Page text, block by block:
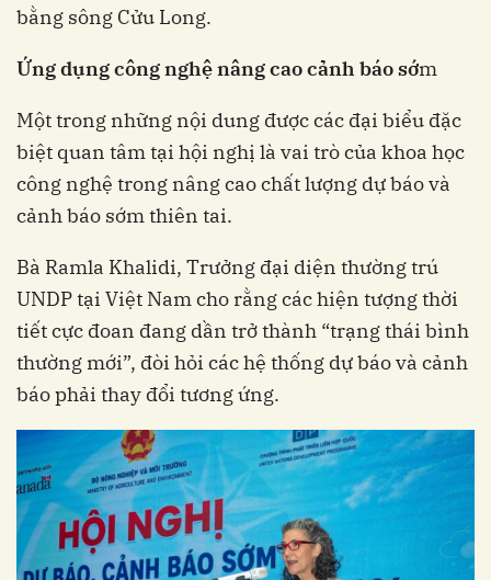
bằng sông Cửu Long.
Ứng dụng công nghệ nâng cao cảnh báo sớm
Một trong những nội dung được các đại biểu đặc
biệt quan tâm tại hội nghị là vai trò của khoa học
công nghệ trong nâng cao chất lượng dự báo và
cảnh báo sớm thiên tai.
Bà Ramla Khalidi, Trưởng đại diện thường trú
UNDP tại Việt Nam cho rằng các hiện tượng thời
tiết cực đoan đang dần trở thành “trạng thái bình
thường mới”, đòi hỏi các hệ thống dự báo và cảnh
báo phải thay đổi tương ứng.